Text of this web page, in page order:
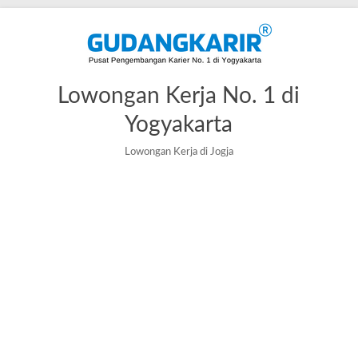
Lowongan Kerja No. 1 di
Yogyakarta
Lowongan Kerja di Jogja